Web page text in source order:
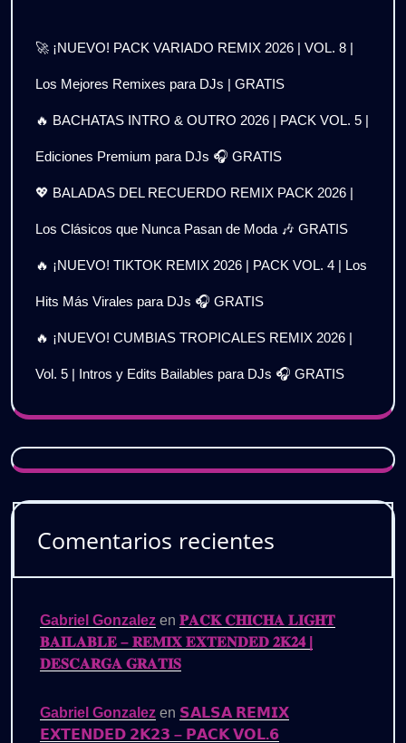
🚀 ¡NUEVO! PACK VARIADO REMIX 2026 | VOL. 8 |
Los Mejores Remixes para DJs | GRATIS
🔥 BACHATAS INTRO & OUTRO 2026 | PACK VOL. 5 |
Ediciones Premium para DJs 🎧 GRATIS
💖 BALADAS DEL RECUERDO REMIX PACK 2026 |
Los Clásicos que Nunca Pasan de Moda 🎶 GRATIS
🔥 ¡NUEVO! TIKTOK REMIX 2026 | PACK VOL. 4 | Los
Hits Más Virales para DJs 🎧 GRATIS
🔥 ¡NUEVO! CUMBIAS TROPICALES REMIX 2026 |
Vol. 5 | Intros y Edits Bailables para DJs 🎧 GRATIS
Comentarios recientes
Gabriel Gonzalez en 𝐏𝐀𝐂𝐊 𝐂𝐇𝐈𝐂𝐇𝐀 𝐋𝐈𝐆𝐇𝐓
𝐁𝐀𝐈𝐋𝐀𝐁𝐋𝐄 – 𝐑𝐄𝐌𝐈𝐗 𝐄𝐗𝐓𝐄𝐍𝐃𝐄𝐃 𝟐𝐊𝟐𝟒 |
𝐃𝐄𝐒𝐂𝐀𝐑𝐆𝐀 𝐆𝐑𝐀𝐓𝐈𝐒
Gabriel Gonzalez en 𝗦𝗔𝗟𝗦𝗔 𝗥𝗘𝗠𝗜𝗫
𝗘𝗫𝗧𝗘𝗡𝗗𝗘𝗗 𝟮𝗞𝟮𝟯 – 𝗣𝗔𝗖𝗞 𝗩𝗢𝗟.𝟲